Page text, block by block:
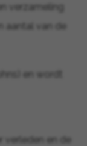
verzameling
aantal van de
en wordt
verleden en de